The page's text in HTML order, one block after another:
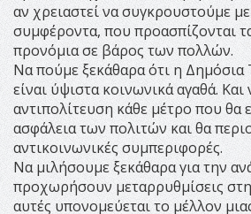
αν χρειαστεί να συγκρουστούμε
συμφέροντα, που προασπίζονται
προνόμια σε βάρος των πολλών.
Να πούμε ξεκάθαρα ότι η Δημόσια
είναι ύψιστα κοινωνικά αγαθά.
αντιπολίτευση κάθε μέτρο που θα
ασφάλεια των πολιτών και θα
αντικοινωνικές συμπεριφορές.
Να μιλήσουμε ξεκάθαρα για την
προχωρήσουν μεταρρυθμίσεις
αυτές υπονομεύεται το μέλλον